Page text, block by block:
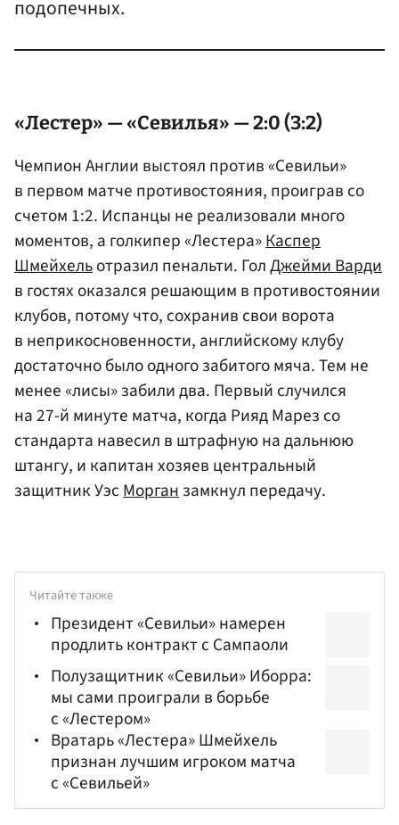
подопечных.
«Лестер» — «Севилья» — 2:0 (3:2)
Чемпион Англии выстоял против «Севильи»
в первом матче противостояния, проиграв со
счетом 1:2. Испанцы не реализовали много
моментов, а голкипер «Лестера»Каспер
Шмейхельотразил пенальти. ГолДжейми Варди
в гостях оказался решающим в противостоянии
клубов, потому что, сохранив свои ворота
в неприкосновенности, английскому клубу
достаточно было одного забитого мяча. Тем не
менее «лисы» забили два. Первый случился
на 27-й минуте матча, когда Рияд Марез со
стандарта навесил в штрафную на дальнюю
штангу, и капитан хозяев центральный
защитник УэсМорганзамкнул передачу.
Читайте также
Президент «Севильи» намерен
продлить контракт с Сампаоли
Полузащитник «Севильи» Иборра:
мы сами проиграли в борьбе
с «Лестером»
Вратарь «Лестера» Шмейхель
признан лучшим игроком матча
с «Севильей»